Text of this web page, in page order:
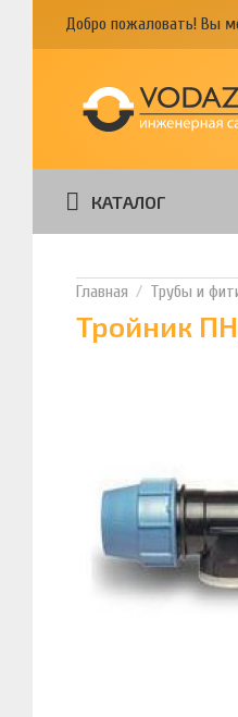
Добро пожаловать! Вы
КАТАЛОГ
Трубы и
Тройник